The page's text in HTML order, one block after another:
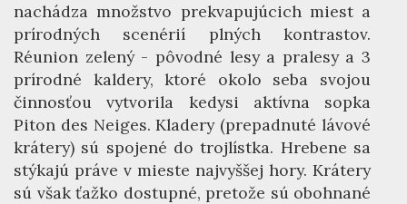
nachádza množstvo prekvapujúcich miest a
prírodných scenérií plných kontrastov.
Réunion zelený - pôvodné lesy a pralesy a 3
prírodné kaldery, ktoré okolo seba svojou
činnosťou vytvorila kedysi aktívna sopka
Piton des Neiges. Kladery (prepadnuté lávové
krátery) sú spojené do trojlístka. Hrebene sa
stýkajú práve v mieste najvyššej hory. Krátery
sú však ťažko dostupné, pretože sú obohnané